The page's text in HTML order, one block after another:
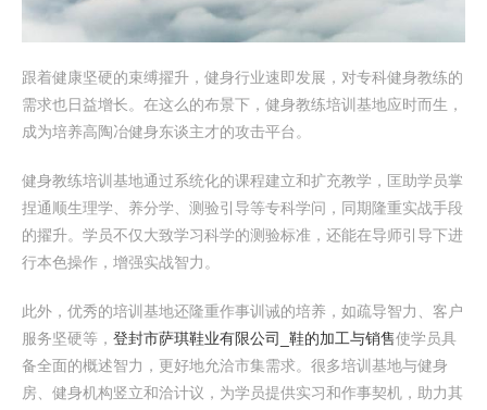
跟着健康坚硬的束缚擢升，健身行业速即发展，对专科健身教练的
需求也日益增长。在这么的布景下，健身教练培训基地应时而生，
成为培养高陶冶健身东谈主才的攻击平台。
健身教练培训基地通过系统化的课程建立和扩充教学，匡助学员掌
捏通顺生理学、养分学、测验引导等专科学问，同期隆重实战手段
的擢升。学员不仅大致学习科学的测验标准，还能在导师引导下进
行本色操作，增强实战智力。
此外，优秀的培训基地还隆重作事训诫的培养，如疏导智力、客户
服务坚硬等， 登封市萨琪鞋业有限公司_鞋的加工与销售使学员具
备全面的概述智力，更好地允洽市集需求。很多培训基地与健身
房、健身机构竖立和洽计议，为学员提供实习和作事契机，助力其